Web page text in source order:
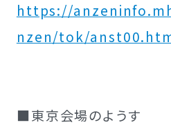
https://
nzen/tok/
■東京会場のようす